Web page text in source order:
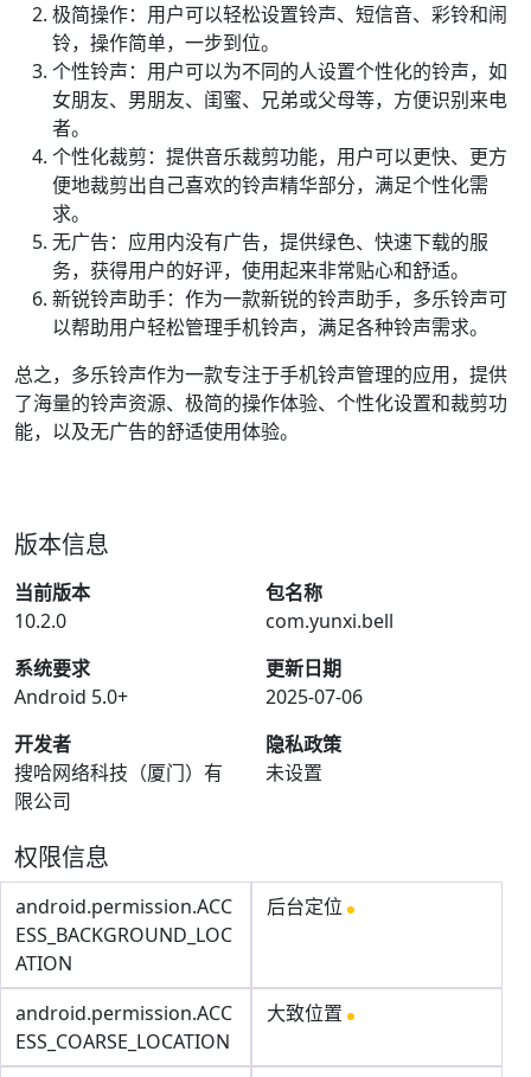
极简操作：用户可以轻松设置铃声、短信音、彩铃和闹
铃，操作简单，一步到位。
个性铃声：用户可以为不同的人设置个性化的铃声，如
女朋友、男朋友、闺蜜、兄弟或父母等，方便识别来电
者。
个性化裁剪：提供音乐裁剪功能，用户可以更快、更方
便地裁剪出自己喜欢的铃声精华部分，满足个性化需
求。
无广告：应用内没有广告，提供绿色、快速下载的服
务，获得用户的好评，使用起来非常贴心和舒适。
新锐铃声助手：作为一款新锐的铃声助手，多乐铃声可
以帮助用户轻松管理手机铃声，满足各种铃声需求。
总之，多乐铃声作为一款专注于手机铃声管理的应用，提供
了海量的铃声资源、极简的操作体验、个性化设置和裁剪功
能，以及无广告的舒适使用体验。
版本信息
当前版本
10.2.0
包名称
com.yunxi.bell
系统要求
Android 5.0+
更新日期
2025-07-06
开发者
搜哈网络科技（厦门）有
限公司
隐私政策
未设置
权限信息
android.permission.ACC
ESS_BACKGROUND_LOC
ATION
后台定位
android.permission.ACC
ESS_COARSE_LOCATION
大致位置